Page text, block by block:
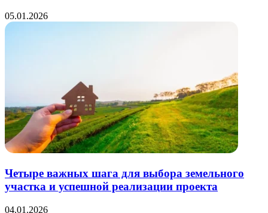
05.01.2026
Четыре важных шага для выбора земельного
участка и успешной реализации проекта
04.01.2026